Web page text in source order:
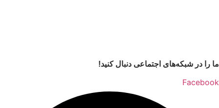
ما را در شبکه‌های اجتماعی دنبال کنید!
Facebook